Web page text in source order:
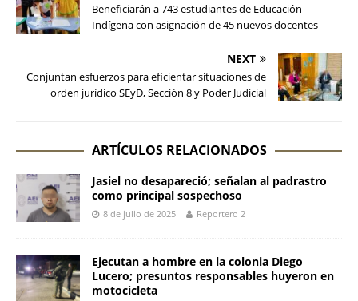
Beneficiarán a 743 estudiantes de Educación
Indígena con asignación de 45 nuevos docentes
NEXT
Conjuntan esfuerzos para eficientar situaciones de
orden jurídico SEyD, Sección 8 y Poder Judicial
ARTÍCULOS RELACIONADOS
Jasiel no desapareció; señalan al padrastro
como principal sospechoso
8 de julio de 2025 Reportero 2
Ejecutan a hombre en la colonia Diego
Lucero; presuntos responsables huyeron en
motocicleta